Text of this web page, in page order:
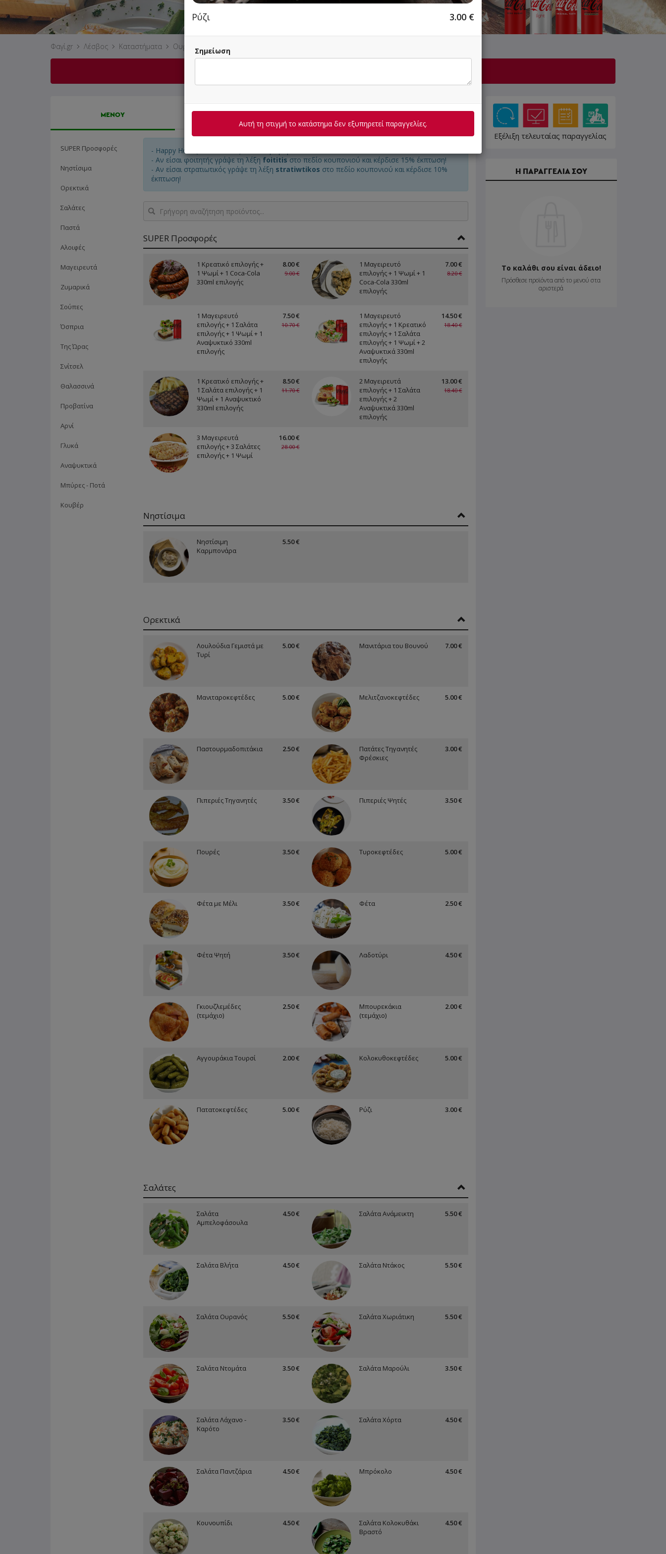
Φαγί.gr Λέσβος Καταστήματα Ουρανός
ΜΕΝΟΥ
SUPER Προσφορές
Νηστίσιμα
Ορεκτικά
Σαλάτες
Παστά
Αλοιφές
Μαγειρευτά
Ζυμαρικά
Σούπες
Όσπρια
Της Ώρας
Σνίτσελ
Θαλασσινά
Προβατίνα
Αρνί
Γλυκά
Αναψυκτικά
Μπύρες - Ποτά
Κουβέρ
- Happy Hour (16:30 - 21:30): Όλα τα μαγειρευτά -20%!
- Αν είσαι φοιτητής γράψε τη λέξηfoititisστο πεδίο κουπονιού και κέρδισε 15% έκπτωση!
- Αν είσαι στρατιωτικός γράψε τη λέξη stratiwtikos στο πεδίο κουπονιού και κέρδισε 10%
έκπτωση!
Γρήγορη
αναζήτηση
προϊόντος...
SUPER Προσφορές
1 Κρεατικό επιλογής +
1 Ψωμί + 1 Coca-Cola
330ml επιλογής
8.00 €
9.00 €
1 Μαγειρευτό
επιλογής + 1 Ψωμί + 1
Coca-Cola 330ml
επιλογής
7.00 €
8.20 €
1 Μαγειρευτό
επιλογής + 1 Σαλάτα
επιλογής + 1 Ψωμί + 1
Αναψυκτικό 330ml
επιλογής
7.50 €
10.70 €
1 Μαγειρευτό
επιλογής + 1 Κρεατικό
επιλογής + 1 Σαλάτα
επιλογής + 1 Ψωμί + 2
Αναψυκτικά 330ml
επιλογής
14.50 €
18.40 €
1 Κρεατικό επιλογής +
1 Σαλάτα επιλογής + 1
Ψωμί + 1 Αναψυκτικό
330ml επιλογής
8.50 €
11.70 €
2 Μαγειρευτά
επιλογής + 1 Σαλάτα
επιλογής + 2
Αναψυκτικά 330ml
επιλογής
13.00 €
18.40 €
3 Μαγειρευτά
επιλογής + 3 Σαλάτες
επιλογής + 1 Ψωμί
16.00 €
28.00 €
Νηστίσιμα
Νηστίσιμη
Καρμπονάρα
5.50 €
Ορεκτικά
Λουλούδια Γεμιστά με
Τυρί
5.00 € Μανιτάρια του Βουνού 7.00 €
Μανιταροκεφτέδες 5.00 € Μελιτζανοκεφτέδες 5.00 €
Παστουρμαδοπιτάκια 2.50 €
Πατάτες Τηγανητές
Φρέσκιες
3.00 €
Πιπεριές Τηγανητές 3.50 € Πιπεριές Ψητές 3.50 €
Πουρές 3.50 € Τυροκεφτέδες 5.00 €
Φέτα με Μέλι 3.50 € Φέτα 2.50 €
Φέτα Ψητή 3.50 € Λαδοτύρι 4.50 €
Γκιουζλεμέδες
(τεμάχιο)
2.50 €
Μπουρεκάκια
(τεμάχιο)
2.00 €
Αγγουράκια Τουρσί 2.00 € Κολοκυθοκεφτέδες 5.00 €
Πατατοκεφτέδες 5.00 € Ρύζι 3.00 €
Σαλάτες
Σαλάτα
Αμπελοφάσουλα
4.50 € Σαλάτα Ανάμεικτη 5.50 €
Σαλάτα Βλήτα 4.50 € Σαλάτα Ντάκος 5.50 €
Σαλάτα Ουρανός 5.50 € Σαλάτα Χωριάτικη 5.50 €
Σαλάτα Ντομάτα 3.50 € Σαλάτα Μαρούλι 3.50 €
Σαλάτα Λάχανο -
Καρότο
3.50 € Σαλάτα Χόρτα 4.50 €
Σαλάτα Παντζάρια 4.50 € Μπρόκολο 4.50 €
Κουνουπίδι 4.50 €
Σαλάτα Κολοκυθάκι
Βραστό
4.50 €
Εξέλιξη τελευταίας παραγγελίας
Η ΠΑΡΑΓΓΕΛΙΑ ΣΟΥ
Το καλάθι σου είναι άδειο!
Πρόσθεσε προϊόντα από το μενού στα
αριστερά
Ρύζι 3.00 €
Σημείωση
Αυτή τη στιγμή το κατάστημα δεν εξυπηρετεί παραγγελίες.